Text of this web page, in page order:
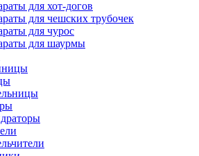
для хот-догов
для чешских трубочек
для чурос
для шаурмы